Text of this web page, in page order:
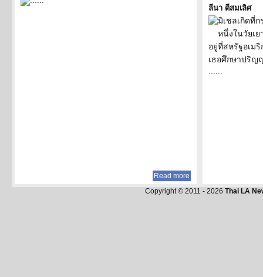
Read more
ลีนา ดีสมเลิศ
มิเชลเกิด
หนึ่งในวัยเ
อยู่ที่สหรัฐอเ
เธอศึกษาปริญ
Copyright © 2011 - 2026 Thai LA